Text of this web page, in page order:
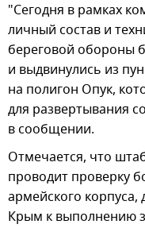
"Сегодня в рамках
личный состав и
береговой обороны
и выдвинулись из
на полигон Опук,
для развертывания
в сообщении.
Отмечается, что
проводит проверку
армейского
Крым к выполнению